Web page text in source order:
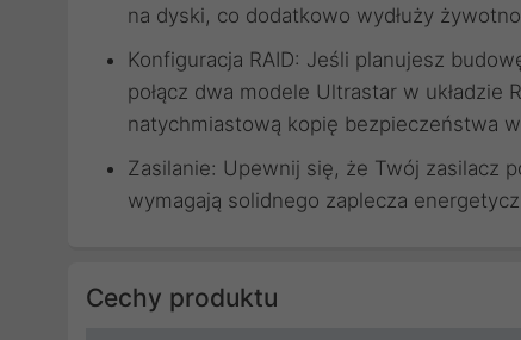
na dyski, co dodatkowo wydłuży
Konfiguracja RAID: Jeśli planujesz
połącz dwa modele Ultrastar w
natychmiastową kopię bezpieczeństwa
Zasilanie: Upewnij się, że Twój zasilacz
wymagają solidnego zaplecza
Cechy produktu